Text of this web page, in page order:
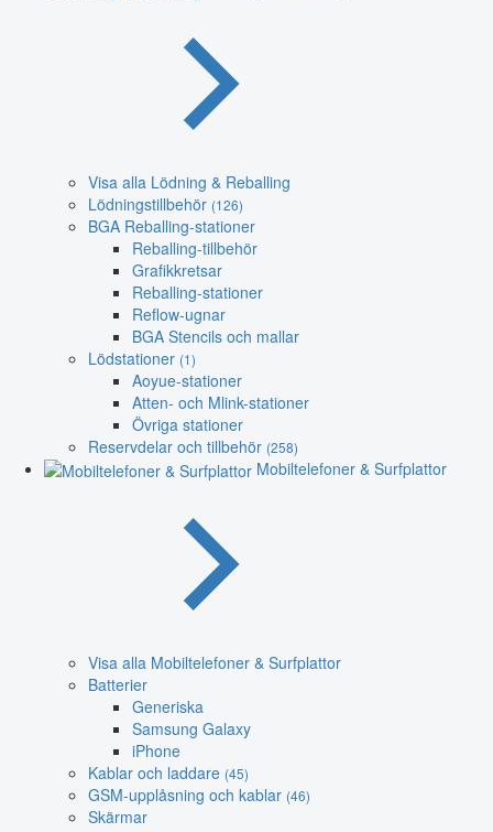
Visa alla Lödning & Reballing
Lödningstillbehör (126)
BGA Reballing-stationer
Reballing-tillbehör
Grafikkretsar
Reballing-stationer
Reflow-ugnar
BGA Stencils och mallar
Lödstationer (1)
Aoyue-stationer
Atten- och Mlink-stationer
Övriga stationer
Reservdelar och tillbehör (258)
Mobiltelefoner & Surfplattor
Visa alla Mobiltelefoner & Surfplattor
Batterier
Generiska
Samsung Galaxy
iPhone
Kablar och laddare (45)
GSM-upplåsning och kablar (46)
Skärmar